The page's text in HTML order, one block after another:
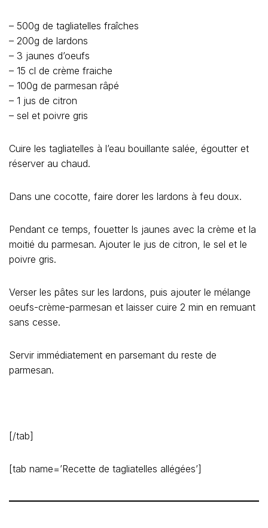
– 500g de tagliatelles fraîches
– 200g de lardons
– 3 jaunes d’oeufs
– 15 cl de crème fraiche
– 100g de parmesan râpé
– 1 jus de citron
– sel et poivre gris
Cuire les tagliatelles à l’eau bouillante salée, égoutter et
réserver au chaud.
Dans une cocotte, faire dorer les lardons à feu doux.
Pendant ce temps, fouetter ls jaunes avec la crème et la
moitié du parmesan. Ajouter le jus de citron, le sel et le
poivre gris.
Verser les pâtes sur les lardons, puis ajouter le mélange
oeufs-crème-parmesan et laisser cuire 2 min en remuant
sans cesse.
Servir immédiatement en parsemant du reste de
parmesan.
[/tab]
[tab name=’Recette de tagliatelles allégées’]